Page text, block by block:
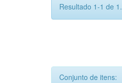
Resultado 1-1 de 1.
Conjunto de itens: